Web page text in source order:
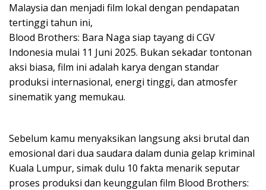
Malaysia dan menjadi film lokal dengan pendapatan
tertinggi tahun ini,
Blood Brothers: Bara Naga siap tayang di CGV
Indonesia mulai 11 Juni 2025. Bukan sekadar tontonan
aksi biasa, film ini adalah karya dengan standar
produksi internasional, energi tinggi, dan atmosfer
sinematik yang memukau.
Sebelum kamu menyaksikan langsung aksi brutal dan
emosional dari dua saudara dalam dunia gelap kriminal
Kuala Lumpur, simak dulu 10 fakta menarik seputar
proses produksi dan keunggulan film Blood Brothers: